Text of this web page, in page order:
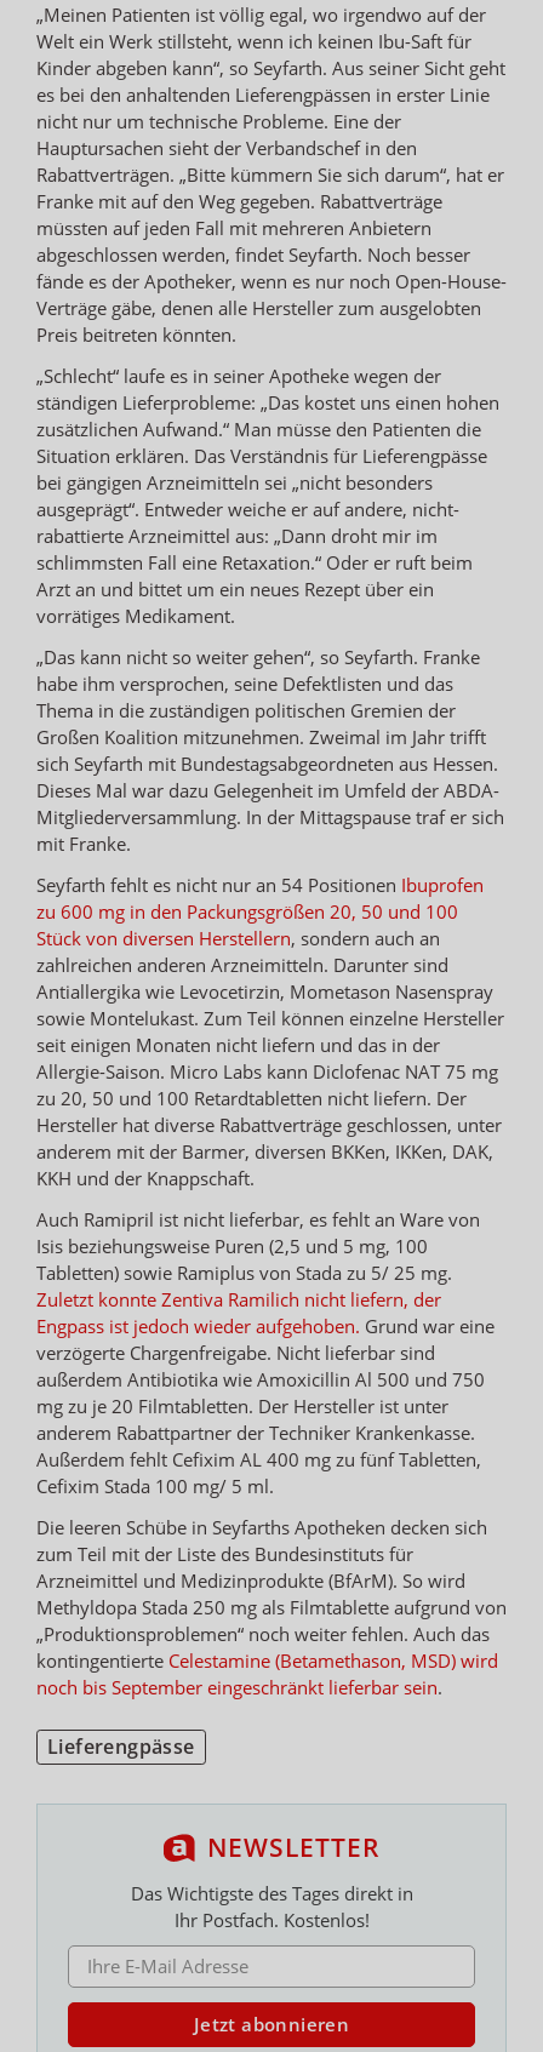
„Meinen Patienten ist völlig egal, wo irgendwo auf der
Welt ein Werk stillsteht, wenn ich keinen Ibu-Saft für
Kinder abgeben kann“, so Seyfarth. Aus seiner Sicht geht
es bei den anhaltenden Lieferengpässen in erster Linie
nicht nur um technische Probleme. Eine der
Hauptursachen sieht der Verbandschef in den
Rabattverträgen. „Bitte kümmern Sie sich darum“, hat er
Franke mit auf den Weg gegeben. Rabattverträge
müssten auf jeden Fall mit mehreren Anbietern
abgeschlossen werden, findet Seyfarth. Noch besser
fände es der Apotheker, wenn es nur noch Open-House-
Verträge gäbe, denen alle Hersteller zum ausgelobten
Preis beitreten könnten.
„Schlecht“ laufe es in seiner Apotheke wegen der
ständigen Lieferprobleme: „Das kostet uns einen hohen
zusätzlichen Aufwand.“ Man müsse den Patienten die
Situation erklären. Das Verständnis für Lieferengpässe
bei gängigen Arzneimitteln sei „nicht besonders
ausgeprägt“. Entweder weiche er auf andere, nicht-
rabattierte Arzneimittel aus: „Dann droht mir im
schlimmsten Fall eine Retaxation.“ Oder er ruft beim
Arzt an und bittet um ein neues Rezept über ein
vorrätiges Medikament.
„Das kann nicht so weiter gehen“, so Seyfarth. Franke
habe ihm versprochen, seine Defektlisten und das
Thema in die zuständigen politischen Gremien der
Großen Koalition mitzunehmen. Zweimal im Jahr trifft
sich Seyfarth mit Bundestagsabgeordneten aus Hessen.
Dieses Mal war dazu Gelegenheit im Umfeld der ABDA-
Mitgliederversammlung. In der Mittagspause traf er sich
mit Franke.
Seyfarth fehlt es nicht nur an 54 Positionen Ibuprofen
zu 600 mg in den Packungsgrößen 20, 50 und 100
Stück von diversen Herstellern, sondern auch an
zahlreichen anderen Arzneimitteln. Darunter sind
Antiallergika wie Levocetirzin, Mometason Nasenspray
sowie Montelukast. Zum Teil können einzelne Hersteller
seit einigen Monaten nicht liefern und das in der
Allergie-Saison. Micro Labs kann Diclofenac NAT 75 mg
zu 20, 50 und 100 Retardtabletten nicht liefern. Der
Hersteller hat diverse Rabattverträge geschlossen, unter
anderem mit der Barmer, diversen BKKen, IKKen, DAK,
KKH und der Knappschaft.
Auch Ramipril ist nicht lieferbar, es fehlt an Ware von
Isis beziehungsweise Puren (2,5 und 5 mg, 100
Tabletten) sowie Ramiplus von Stada zu 5/ 25 mg.
Zuletzt konnte Zentiva Ramilich nicht liefern, der
Engpass ist jedoch wieder aufgehoben. Grund war eine
verzögerte Chargenfreigabe. Nicht lieferbar sind
außerdem Antibiotika wie Amoxicillin Al 500 und 750
mg zu je 20 Filmtabletten. Der Hersteller ist unter
anderem Rabattpartner der Techniker Krankenkasse.
Außerdem fehlt Cefixim AL 400 mg zu fünf Tabletten,
Cefixim Stada 100 mg/ 5 ml.
Die leeren Schübe in Seyfarths Apotheken decken sich
zum Teil mit der Liste des Bundesinstituts für
Arzneimittel und Medizinprodukte (BfArM). So wird
Methyldopa Stada 250 mg als Filmtablette aufgrund von
„Produktionsproblemen“ noch weiter fehlen. Auch das
kontingentierte Celestamine (Betamethason, MSD) wird
noch bis September eingeschränkt lieferbar sein.
Lieferengpässe
NEWSLETTER
Das Wichtigste des Tages direkt in
Ihr Postfach. Kostenlos!
E-MAIL ADRESSE
Jetzt abonnieren